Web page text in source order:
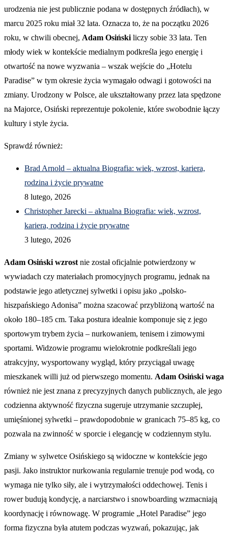
urodzenia nie jest publicznie podana w dostępnych źródłach), w
marcu 2025 roku miał 32 lata. Oznacza to, że na początku 2026
roku, w chwili obecnej, Adam Osiński liczy sobie 33 lata. Ten
młody wiek w kontekście medialnym podkreśla jego energię i
otwartość na nowe wyzwania – wszak wejście do „Hotelu
Paradise” w tym okresie życia wymagało odwagi i gotowości na
zmiany. Urodzony w Polsce, ale ukształtowany przez lata spędzone
na Majorce, Osiński reprezentuje pokolenie, które swobodnie łączy
kultury i style życia.
Sprawdź również:
Brad Arnold – aktualna Biografia: wiek, wzrost, kariera,
rodzina i życie prywatne
8 lutego, 2026
Christopher Jarecki – aktualna Biografia: wiek, wzrost,
kariera, rodzina i życie prywatne
3 lutego, 2026
Adam Osiński wzrost nie został oficjalnie potwierdzony w
wywiadach czy materiałach promocyjnych programu, jednak na
podstawie jego atletycznej sylwetki i opisu jako „polsko-
hiszpańskiego Adonisa” można szacować przybliżoną wartość na
około 180–185 cm. Taka postura idealnie komponuje się z jego
sportowym trybem życia – nurkowaniem, tenisem i zimowymi
sportami. Widzowie programu wielokrotnie podkreślali jego
atrakcyjny, wysportowany wygląd, który przyciągał uwagę
mieszkanek willi już od pierwszego momentu. Adam Osiński waga
również nie jest znana z precyzyjnych danych publicznych, ale jego
codzienna aktywność fizyczna sugeruje utrzymanie szczupłej,
umięśnionej sylwetki – prawdopodobnie w granicach 75–85 kg, co
pozwala na zwinność w sporcie i elegancję w codziennym stylu.
Zmiany w sylwetce Osińskiego są widoczne w kontekście jego
pasji. Jako instruktor nurkowania regularnie trenuje pod wodą, co
wymaga nie tylko siły, ale i wytrzymałości oddechowej. Tenis i
rower budują kondycję, a narciarstwo i snowboarding wzmacniają
koordynację i równowagę. W programie „Hotel Paradise” jego
forma fizyczna była atutem podczas wyzwań, pokazując, jak